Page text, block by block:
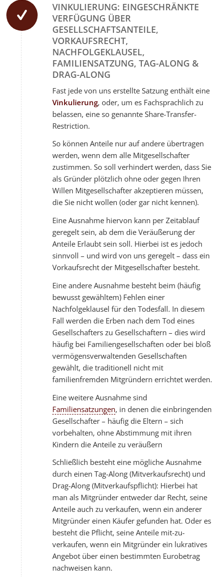
VINKULIERUNG: EINGESCHRÄNKTE
VERFÜGUNG ÜBER
GESELLSCHAFTSANTEILE,
VORKAUFSRECHT,
NACHFOLGEKLAUSEL,
FAMILIENSATZUNG, TAG-ALONG &
DRAG-ALONG
Fast jede von uns erstellte Satzung enthält eine
Vinkulierung, oder, um es Fachsprachlich zu
belassen, eine so genannte Share-Transfer-
Restriction.
So können Anteile nur auf andere übertragen
werden, wenn dem alle Mitgesellschafter
zustimmen. So soll verhindert werden, dass Sie
als Gründer plötzlich ohne oder gegen Ihren
Willen Mitgesellschafter akzeptieren müssen,
die Sie nicht wollen (oder gar nicht kennen).
Eine Ausnahme hiervon kann per Zeitablauf
geregelt sein, ab dem die Veräußerung der
Anteile Erlaubt sein soll. Hierbei ist es jedoch
sinnvoll – und wird von uns geregelt – dass ein
Vorkaufsrecht der Mitgesellschafter besteht.
Eine andere Ausnahme besteht beim (häufig
bewusst gewähltem) Fehlen einer
Nachfolgeklausel für den Todesfall. In diesem
Fall werden die Erben nach dem Tod eines
Gesellschafters zu Gesellschaftern – dies wird
häufig bei Familiengesellschaften oder bei bloß
vermögensverwaltenden Gesellschaften
gewählt, die traditionell nicht mit
familienfremden Mitgründern errichtet werden.
Eine weitere Ausnahme sind
Familiensatzungen, in denen die einbringenden
Gesellschafter – häufig die Eltern – sich
vorbehalten, ohne Abstimmung mit ihren
Kindern die Anteile zu veräußern
Schließlich besteht eine mögliche Ausnahme
durch einen Tag-Along (Mitverkaufsrecht) und
Drag-Along (Mitverkaufspflicht): Hierbei hat
man als Mitgründer entweder dar Recht, seine
Anteile auch zu verkaufen, wenn ein anderer
Mitgründer einen Käufer gefunden hat. Oder es
besteht die Pflicht, seine Anteile mit-zu-
verkaufen, wenn ein Mitgründer ein lukratives
Angebot über einen bestimmten Eurobetrag
nachweisen kann.